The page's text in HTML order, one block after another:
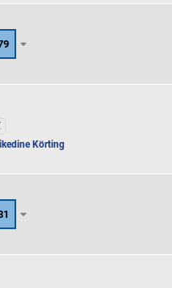
Körting